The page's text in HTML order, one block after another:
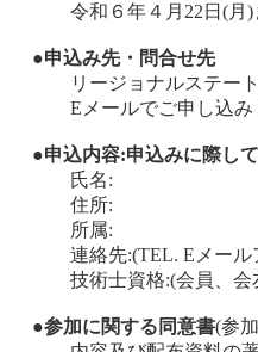
令和６年４月22日(月)
●申込み先・問合せ先
リージョナルステート
Eメールでご申し込みく
●申込内容:申込みに際し
氏名:
住所:
所属:
連絡先:(TEL. Eメール
技術士資格:(会員、会友
●参加に関する同意書(参